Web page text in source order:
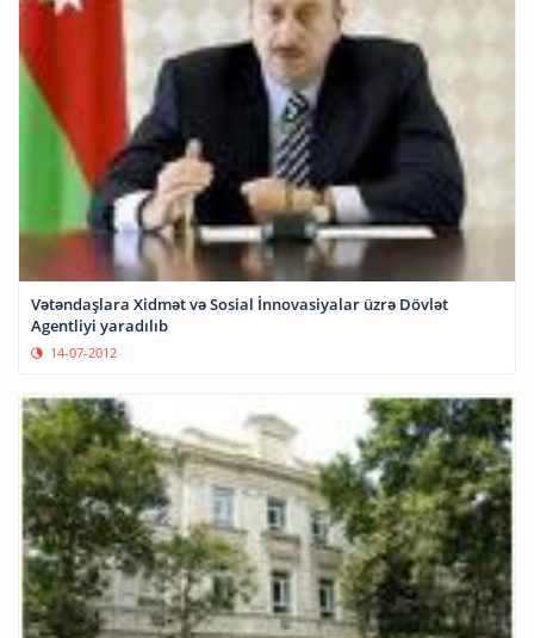
Vətəndaşlara Xidmət və Sosial İnnovasiyalar üzrə Dövlət
Agentliyi yaradılıb
14-07-2012